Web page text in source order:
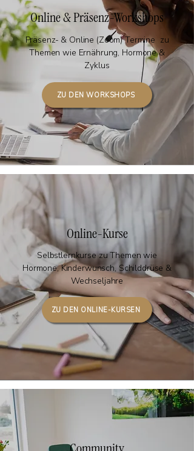
Online & Präsenz-Workshops
Präsenz- & Online (Zoom) Termine zu
Themen wie Ernährung, Hormone &
Zyklus
ZU DEN WORKSHOPS
Online-Kurse
Selbstlernkurse zu Themen wie
Hormone, Kinderwunsch, Schilddrüse &
Wechseljahre
ZU DEN ONLINE-KURSEN